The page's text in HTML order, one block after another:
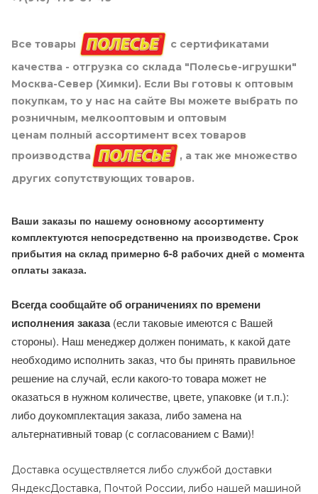
Все товары
с сертификатами
качества - отгрузка со склада "Полесье-игрушки"
Москва-Север (Химки). Если Вы готовы к оптовым
покупкам, то у нас на сайте Вы можете выбрать по
розничным, мелкооптовым и оптовым
ценам полный ассортимент всех товаров
производства
, а так же множество
других сопутствующих товаров.
Ваши заказы по нашему основному ассортименту
комплектуются непосредственно на производстве. Срок
прибытия на склад примерно 6-8 рабочих дней с момента
оплаты заказа.
Всегда сообщайте об ограничениях по времени
исполнения заказа(если таковые имеются с Вашей
стороны). Наш менеджер должен понимать, к какой дате
необходимо исполнить заказ, что бы принять правильное
решение на случай, если какого-то товара может не
оказаться в нужном количестве, цвете, упаковке (и т.п.):
либо доукомплектация заказа, либо замена на
альтернативный товар (с согласованием с Вами)!
Доставка осуществляется либо службой доставки
ЯндексДоставка, Почтой России, либо нашей машиной